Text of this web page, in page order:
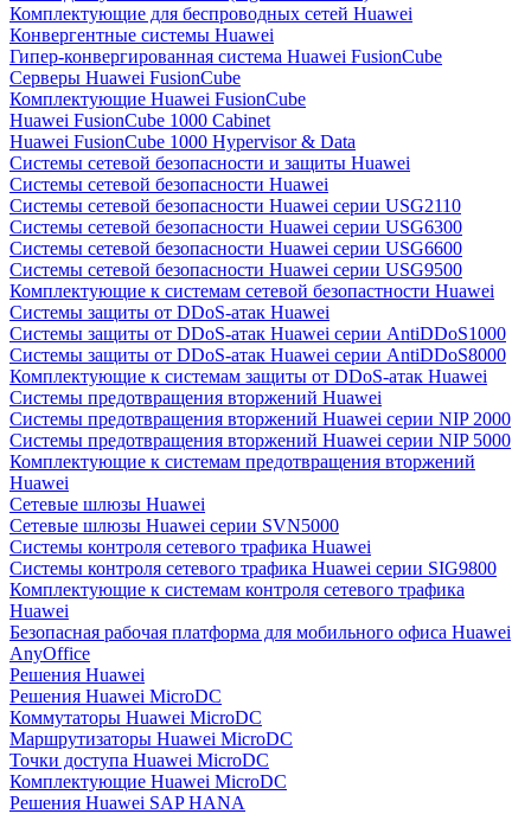
Комплектующие для беспроводных сетей Huawei
Конвергентные системы Huawei
Гипер-конвергированная система Huawei FusionCube
Серверы Huawei FusionCube
Комплектующие Huawei FusionCube
Huawei FusionCube 1000 Cabinet
Huawei FusionCube 1000 Hypervisor & Data
Системы сетевой безопасности и защиты Huawei
Системы сетевой безопасности Huawei
Системы сетевой безопасности Huawei серии USG2110
Системы сетевой безопасности Huawei серии USG6300
Системы сетевой безопасности Huawei серии USG6600
Системы сетевой безопасности Huawei серии USG9500
Комплектующие к системам сетевой безопастности Huawei
Системы защиты от DDoS-атак Huawei
Системы защиты от DDoS-атак Huawei серии AntiDDoS1000
Системы защиты от DDoS-атак Huawei серии AntiDDoS8000
Комплектующие к системам защиты от DDoS-атак Huawei
Системы предотвращения вторжений Huawei
Системы предотвращения вторжений Huawei серии NIP 2000
Системы предотвращения вторжений Huawei серии NIP 5000
Комплектующие к системам предотвращения вторжений
Huawei
Сетевые шлюзы Huawei
Сетевые шлюзы Huawei серии SVN5000
Системы контроля сетевого трафика Huawei
Системы контроля сетевого трафика Huawei серии SIG9800
Комплектующие к системам контроля сетевого трафика
Huawei
Безопасная рабочая платформа для мобильного офиса Huawei
AnyOffice
Решения Huawei
Решения Huawei MicroDC
Коммутаторы Huawei MicroDC
Маршрутизаторы Huawei MicroDC
Точки доступа Huawei MicroDC
Комплектующие Huawei MicroDC
Решения Huawei SAP HANA